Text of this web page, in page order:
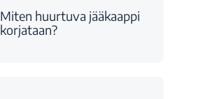
Miten huurtuva jääkaappi
korjataan?